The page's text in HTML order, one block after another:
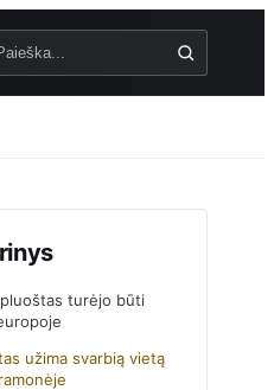
turėjo būti
užima svarbią vietą